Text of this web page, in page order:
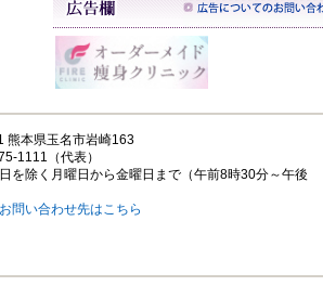
熊本県玉名市岩崎163
1111（代表）
を除く月曜日から金曜日まで（午前8時30分～午後
問い合わせ先はこちら